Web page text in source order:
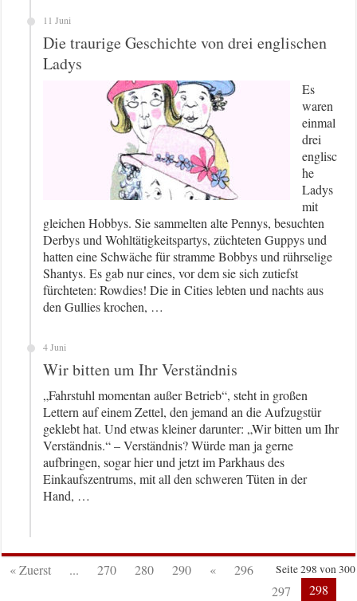
11 Juni
Die traurige Geschichte von drei englischen
Ladys
Es
waren
einmal
drei
englisc
he
Ladys
mit
gleichen Hobbys. Sie sammelten alte Pennys, besuchten
Derbys und Wohltätigkeitspartys, züchteten Guppys und
hatten eine Schwäche für stramme Bobbys und rührselige
Shantys. Es gab nur eines, vor dem sie sich zutiefst
fürchteten: Rowdies! Die in Cities lebten und nachts aus
den Gullies krochen, …
4 Juni
Wir bitten um Ihr Verständnis
„Fahrstuhl momentan außer Betrieb“, steht in großen
Lettern auf einem Zettel, den jemand an die Aufzugstür
geklebt hat. Und etwas kleiner darunter: „Wir bitten um Ihr
Verständnis.“ – Verständnis? Würde man ja gerne
aufbringen, sogar hier und jetzt im Parkhaus des
Einkaufszentrums, mit all den schweren Tüten in der
Hand, …
Seite 298 von 300
« Zuerst ... 270 280 290 «
296
297
298